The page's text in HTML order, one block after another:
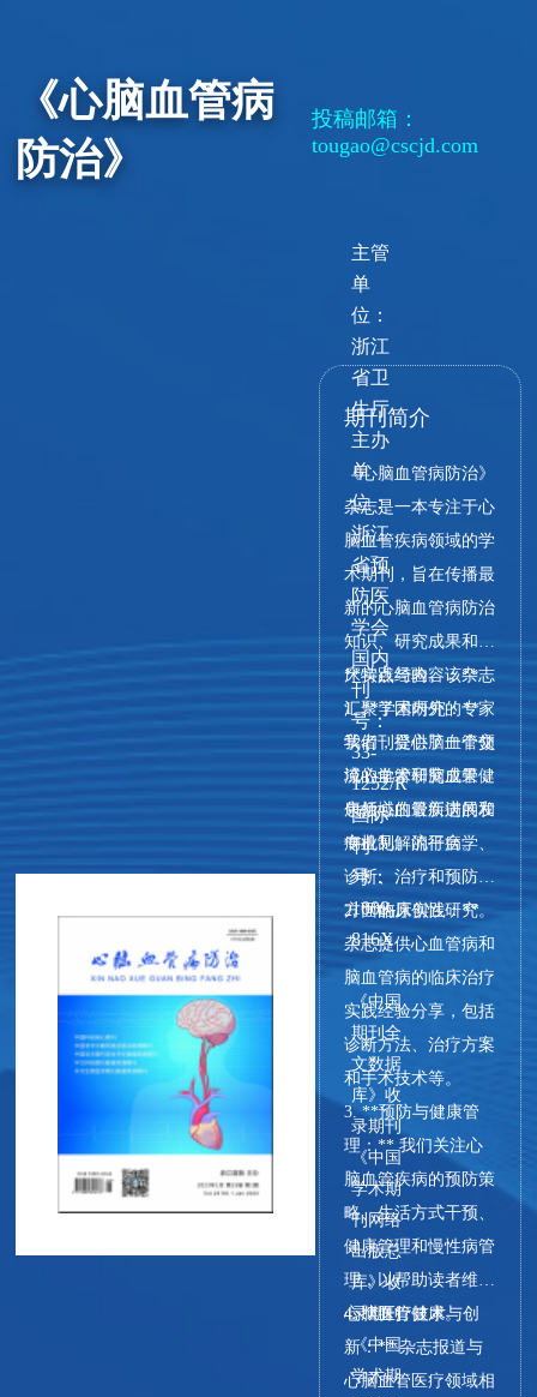
《心脑血管病
防治》
投稿邮箱：
tougao@cscjd.com
主管
单
位：
浙江
省卫
生厅
主办
单
位：
浙江
省预
防医
学会
国内
刊
号：
33-
1252/R
国际
刊
号：
1009-
816X
《中国
期刊全
文数据
库》收
录期刊
《中国
学术期
刊网络
出版总
库》收
录期刊
《中国
学术期
期刊简介
《心脑血管病防治》
杂志是一本专注于心
脑血管疾病领域的学
术期刊，旨在传播最
新的心脑血管病防治
知识、研究成果和临
床实践经验。该杂志
汇聚了国内外的专家
学者，提供了一个交
流心血管和脑血管健
康领域的最新进展和
专业见解的平台。
**特点与内容：**
1. **学术研究：**
我们刊登心脑血管领
域的学术研究成果，
包括心血管疾病的发
病机制、流行病学、
诊断、治疗和预防等
方面的原创性研究。
2. **临床实践：**
杂志提供心血管病和
脑血管病的临床治疗
实践经验分享，包括
诊断方法、治疗方案
和手术技术等。
3. **预防与健康管
理：** 我们关注心
脑血管疾病的预防策
略、生活方式干预、
健康管理和慢性病管
理，以帮助读者维护
心脑血管健康。
4. **医疗技术与创
新：** 杂志报道与
心脑血管医疗领域相